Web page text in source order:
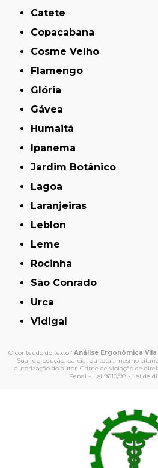
Catete
Copacabana
Cosme Velho
Flamengo
Glória
Gávea
Humaitá
Ipanema
Jardim Botânico
Lagoa
Laranjeiras
Leblon
Leme
Rocinha
São Conrado
Urca
Vidigal
O conteúdo do texto "Análise Ergonômica Vila
Sua reprodução, parcial ou total, mesmo
autorização do autor. Crime de violação de
Penal – Lei 9610/98 - Lei de